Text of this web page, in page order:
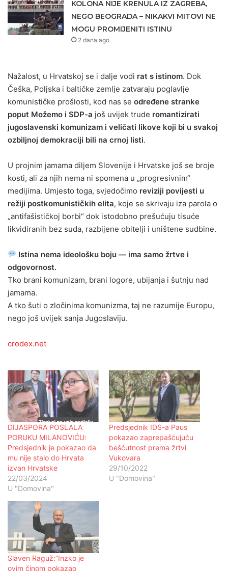
KOLONA NIJE KRENULA IZ ZAGREBA,
NEGO BEOGRADA – NIKAKVI MITOVI NE
MOGU PROMIJENITI ISTINU
2 dana ago
Nažalost, u Hrvatskoj se i dalje vodi rat s istinom. Dok
Češka, Poljska i baltičke zemlje zatvaraju poglavlje
komunističke prošlosti, kod nas se određene stranke
poput Možemo i SDP-a još uvijek trude romantizirati
jugoslavenski komunizam i veličati likove koji bi u svakoj
ozbiljnoj demokraciji bili na crnoj listi.
U projnim jamama diljem Slovenije i Hrvatske još se broje
kosti, ali za njih nema ni spomena u „progresivnim“
medijima. Umjesto toga, svjedočimo reviziji povijesti u
režiji postkomunističkih elita, koje se skrivaju iza parola o
„antifašističkoj borbi“ dok istodobno prešućuju tisuće
likvidiranih bez suda, razbijene obitelji i uništene sudbine.
Istina nema ideološku boju — ima samo žrtve i
odgovornost.
Tko brani komunizam, brani logore, ubijanja i šutnju nad
jamama.
A tko šuti o zločinima komunizma, taj ne razumije Europu,
nego još uvijek sanja Jugoslaviju.
crodex.net
DIJASPORA POSLALA
PORUKU MILANOVIĆU:
Predsjednik je pokazao da
mu nije stalo do Hrvata
izvan Hrvatske
22/03/2024
U "Domovina"
Predsjednik IDS-a Paus
pokazao zaprepašćujuću
bešćutnost prema žrtvi
Vukovara
29/10/2022
U "Domovina"
Slaven Raguž:”Inzko je
ovim činom pokazao